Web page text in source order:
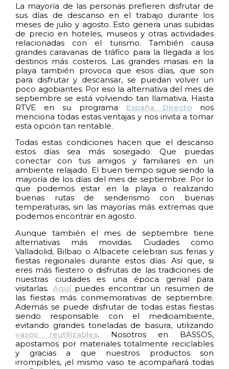
La mayoría de las personas prefieren disfrutar de
sus días de descanso en el trabajo durante los
meses de julio y agosto. Esto genera unas subidas
de precio en hoteles, museos y otras actividades
relacionadas con el turismo. También causa
grandes caravanas de tráfico para la llegada a los
destinos más costeros. Las grandes masas en la
playa también provoca que esos días, que son
para disfrutar y descansar, se puedan volver un
poco agobiantes. Por eso la alternativa del mes de
septiembre se está volviendo tan llamativa. Hasta
RTVE en su programa España Directo nos
menciona todas estas ventajas y nos invita a tomar
esta opción tan rentable.
Todas estas condiciones hacen que el descanso
estos días sea más sosegado. Que puedas
conectar con tus amigos y familiares en un
ambiente relajado. El buen tiempo sigue siendo la
mayoría de los días del mes de septiembre. Por lo
que podemos estar en la playa o realizando
buenas rutas de senderismo con buenas
temperaturas, sin las mayorías más extremas que
podemos encontrar en agosto.
Aunque también el mes de septiembre tiene
alternativas más movidas. Ciudades como
Valladolid, Bilbao o Albacete celebran sus ferias y
fiestas regionales durante estos días. Así que, si
eres más fiestero o disfrutas de las tradiciones de
nuestras ciudades es una época genial para
visitarlas. Aquí puedes encontrar un resumen de
las fiestas más conmemorativas de septiembre.
Además se puede disfrutar de todas estas fiestas
siendo responsable con el medioambiente,
evitando grandes toneladas de basura, utilizando
vasos reutilizables. Nosotros en BASSOS,
apostamos por materiales totalmente reciclables
y gracias a que nuestros productos son
irrompibles, ¡el mismo vaso te acompañará todas